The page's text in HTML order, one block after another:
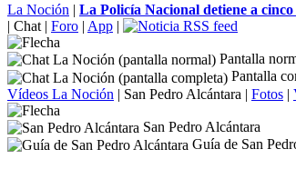
La Noción | La Policía Nacional detiene a
| Chat | Foro | App |
Pantalla
Pantalla
Vídeos La Noción | San Pedro Alcántara | Fotos |
San Pedro Alcántara
Guía de San